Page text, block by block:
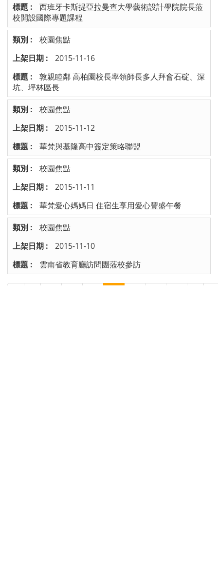
西班牙卡斯提亞拉曼查大學藝術設計學院院長蒞
校開設國際專題課程
校園焦點
2015-11-16
敦親睦鄰 高柏園校長率領師長多人拜會石碇、深
坑、坪林區長
校園焦點
2015-11-12
華梵與基隆高中簽定策略聯盟
校園焦點
2015-11-11
華梵愛心媽媽日 住宿生享用愛心豐盛午餐
校園焦點
2015-11-10
雲南省教育廳訪問團蒞校參訪